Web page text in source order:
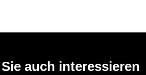
auch interessieren